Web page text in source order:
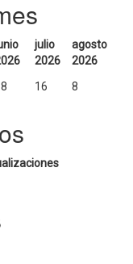
julio
2026
agosto
2026
16 8